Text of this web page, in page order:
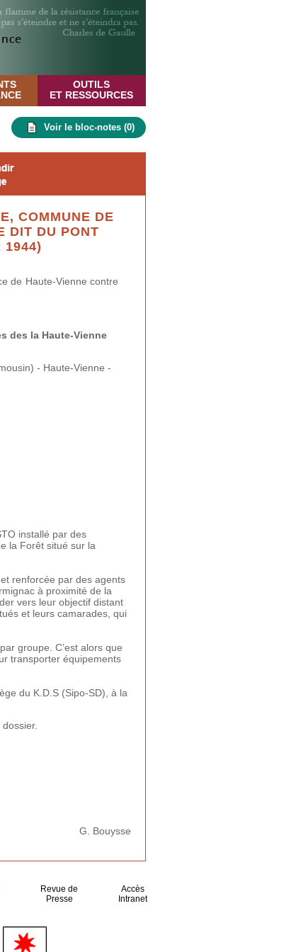
OUTILS
ET RESSOURCES
Voir le bloc-notes (0)
COMMUNE DE
DIT DU PONT
1944)
de Haute-Vienne contre
des la Haute-Vienne
- Haute-Vienne -
installé par des
la Forêt situé sur la
renforcée par des agents
à proximité de la
vers leur objectif distant
et leurs camarades, qui
groupe. C’est alors que
transporter équipements
du K.D.S (Sipo-SD), à la
G. Bouysse
Revue de
Presse
Accès
Intranet